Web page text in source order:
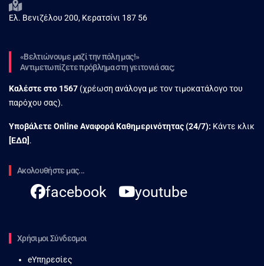
Ελ. Βενιζέλου 200, Κερατσίνι 187 56
«Βελτιώνουμε μαζί την πόλη μας!»
Αντιμετωπίζετε πρόβλημα στη γειτονιά σας;
Καλέστε στο 1567 (χρέωση ανάλογα με τον τιμοκατάλογο του
παρόχου σας).
Υποβάλετε Online Αναφορά Kαθημερινότητας (24/7): Κάντε κλικ
[ΕΔΩ] .
Ακολουθήστε μας...
facebook youtube
Χρήσιμοι Σύνδεσμοι
eΥπηρεσίες